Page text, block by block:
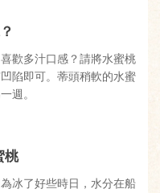
歡多汁口感？請將水蜜桃
陷即可。蒂頭稍軟的水蜜
週。
桃
冰了好些時日，水分在船